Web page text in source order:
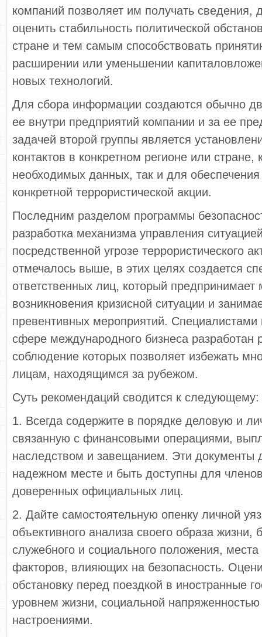
компаний позволяет им получать сведения,
оценить стабильность по­литической
стране и тем са­мым способствовать
расширении или уменьшении
новых технологий.
Для сбора информации создаются обычно
ее внутри предприятий компании и за ее
задачей второй группы является
контактов в конкретном регио­не или стране,
необходимых данных, так и для
конкретной террористической акции.
Последним разделом программы
разработка механизма управления
посредственной угрозе террористического
отмечалось выше, в этих целях создается
ответственных лиц, который предпринимает
возникновения кризисной ситуации и
превентивных мероприятий. Специалистами
сфере международного бизнеса разра­ботан
соблюдение которых позволяет избежать
лицам, находящимся за рубежом.
Суть рекомендаций сводится к следующему:
1. Всегда содержите в порядке деловую и
связанную с финансовыми операциями,
наследством и завещанием. Эти докумен­ты
надежном месте и быть доступны для
доверенных официальных лиц.
2. Дайте самостоятельную опенку личной
объективного анализа своего образа жизни,
служебного и социального положения, мес­та
факторов, влияющих на безопас­ность.
обстановку перед поездкой в иностранные
уровнем жизни, соци­альной напряженностью
настроениями.